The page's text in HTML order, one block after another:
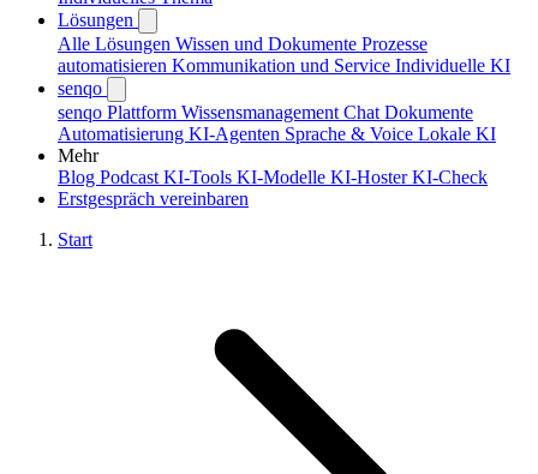
Lösungen
Alle Lösungen Wissen und Dokumente Prozesse
automatisieren Kommunikation und Service Individuelle KI
senqo
senqo Plattform Wissensmanagement Chat Dokumente
Automatisierung KI-Agenten Sprache & Voice Lokale KI
Mehr
Blog Podcast KI-Tools KI-Modelle KI-HosterKI-Check
Erstgespräch vereinbaren
Start